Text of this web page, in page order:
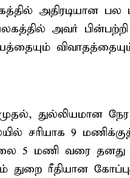
அதிரடியான
அவர்
துல்லியமான
சரியாக 9
5 மணி வரை
துறை ரீதியான